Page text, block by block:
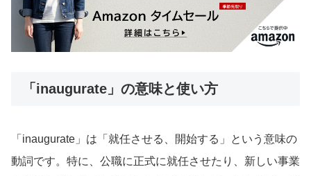
「inaugurate」の意味と使い方
「inaugurate」は「就任させる、開始する」という意味の
動詞です。特に、公職に正式に就任させたり、新しい事業